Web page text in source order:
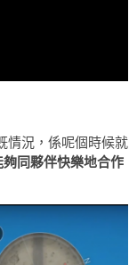
情況，係呢個時候就
同夥伴快樂地合作